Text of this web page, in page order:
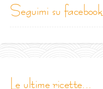
seguimi su facebook
le ultime ricette...